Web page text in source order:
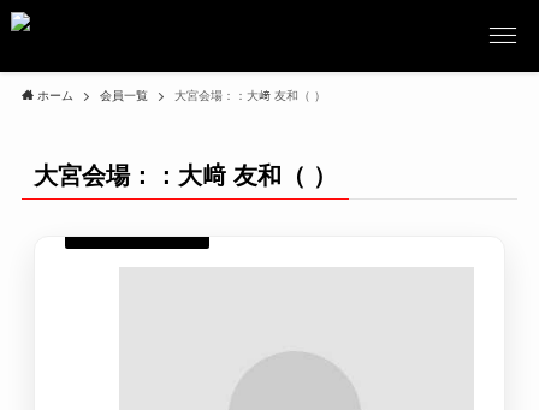
ホーム 会員一覧 大宮会場：：大﨑 友和（ ）
大宮会場：：大﨑 友和（ ）